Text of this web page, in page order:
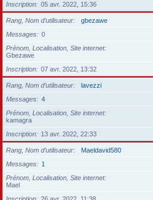
Inscription
05 avr. 2022, 15:36
Rang, Nom d’utilisateur
gbezawe
Messages
0
Prénom, Localisation, Site internet
Gbezawe
Inscription
07 avr. 2022, 13:32
Rang, Nom d’utilisateur
lavezzi
Messages
4
Prénom, Localisation, Site internet
kamagra
Inscription
13 avr. 2022, 22:33
Rang, Nom d’utilisateur
Maeldavid580
Messages
1
Prénom, Localisation, Site internet
Mael